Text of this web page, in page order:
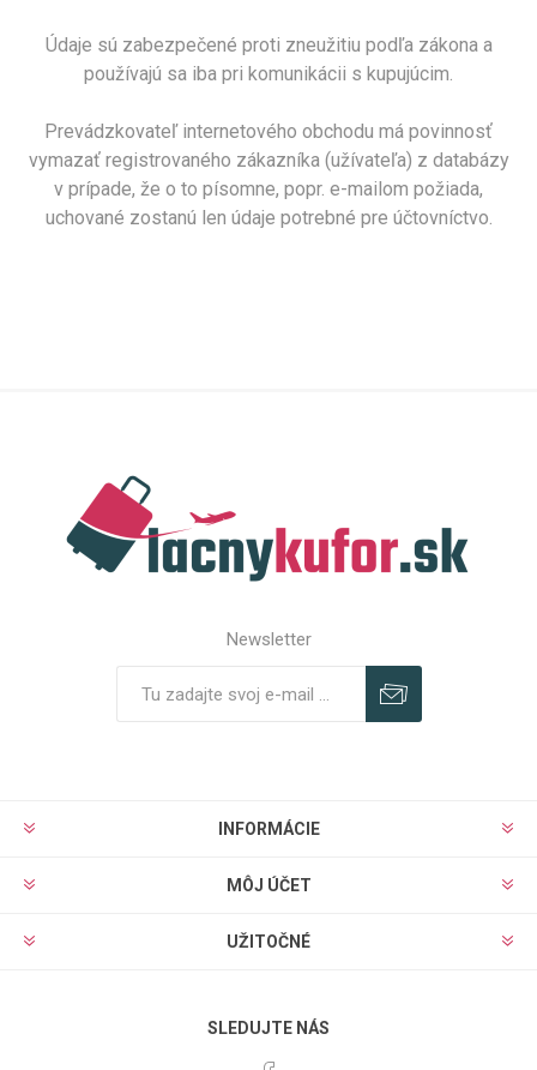
Údaje sú zabezpečené proti zneužitiu podľa zákona a
používajú sa iba pri komunikácii s kupujúcim.
Prevádzkovateľ internetového obchodu má povinnosť
vymazať registrovaného zákazníka (užívateľa) z databázy
v prípade, že o to písomne, popr. e-mailom požiada,
uchované zostanú len údaje potrebné pre účtovníctvo.
Newsletter
INFORMÁCIE
MÔJ ÚČET
UŽITOČNÉ
SLEDUJTE NÁS